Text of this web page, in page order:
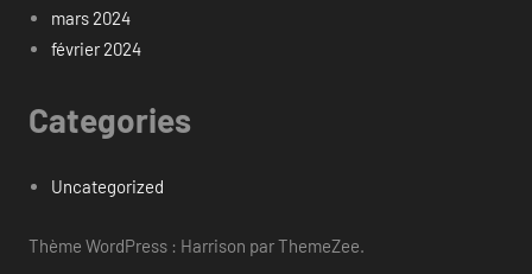
mars 2024
février 2024
Categories
Uncategorized
Thème WordPress : Harrison par ThemeZee.